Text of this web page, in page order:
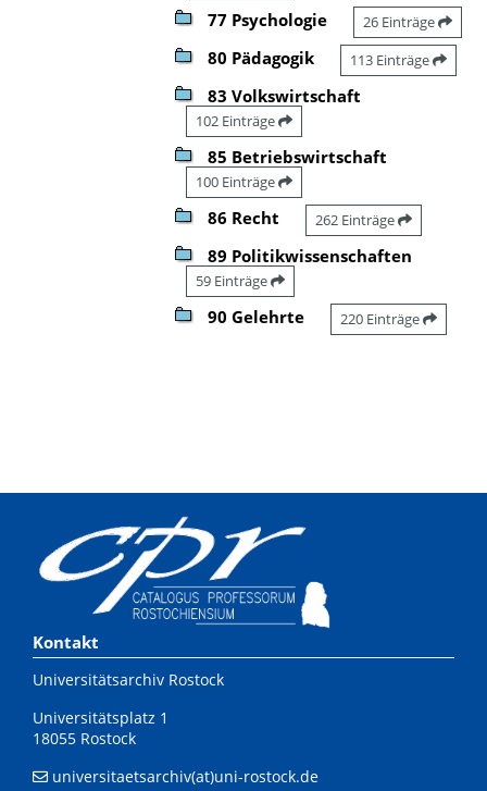
77 Psychologie 26 Einträge
80 Pädagogik 113 Einträge
83 Volkswirtschaft
102 Einträge
85 Betriebswirtschaft
100 Einträge
86 Recht 262 Einträge
89 Politikwissenschaften
59 Einträge
90 Gelehrte 220 Einträge
Kontakt
Universitätsarchiv Rostock
Universitätsplatz 1
18055 Rostock
universitaetsarchiv(at)uni-rostock.de